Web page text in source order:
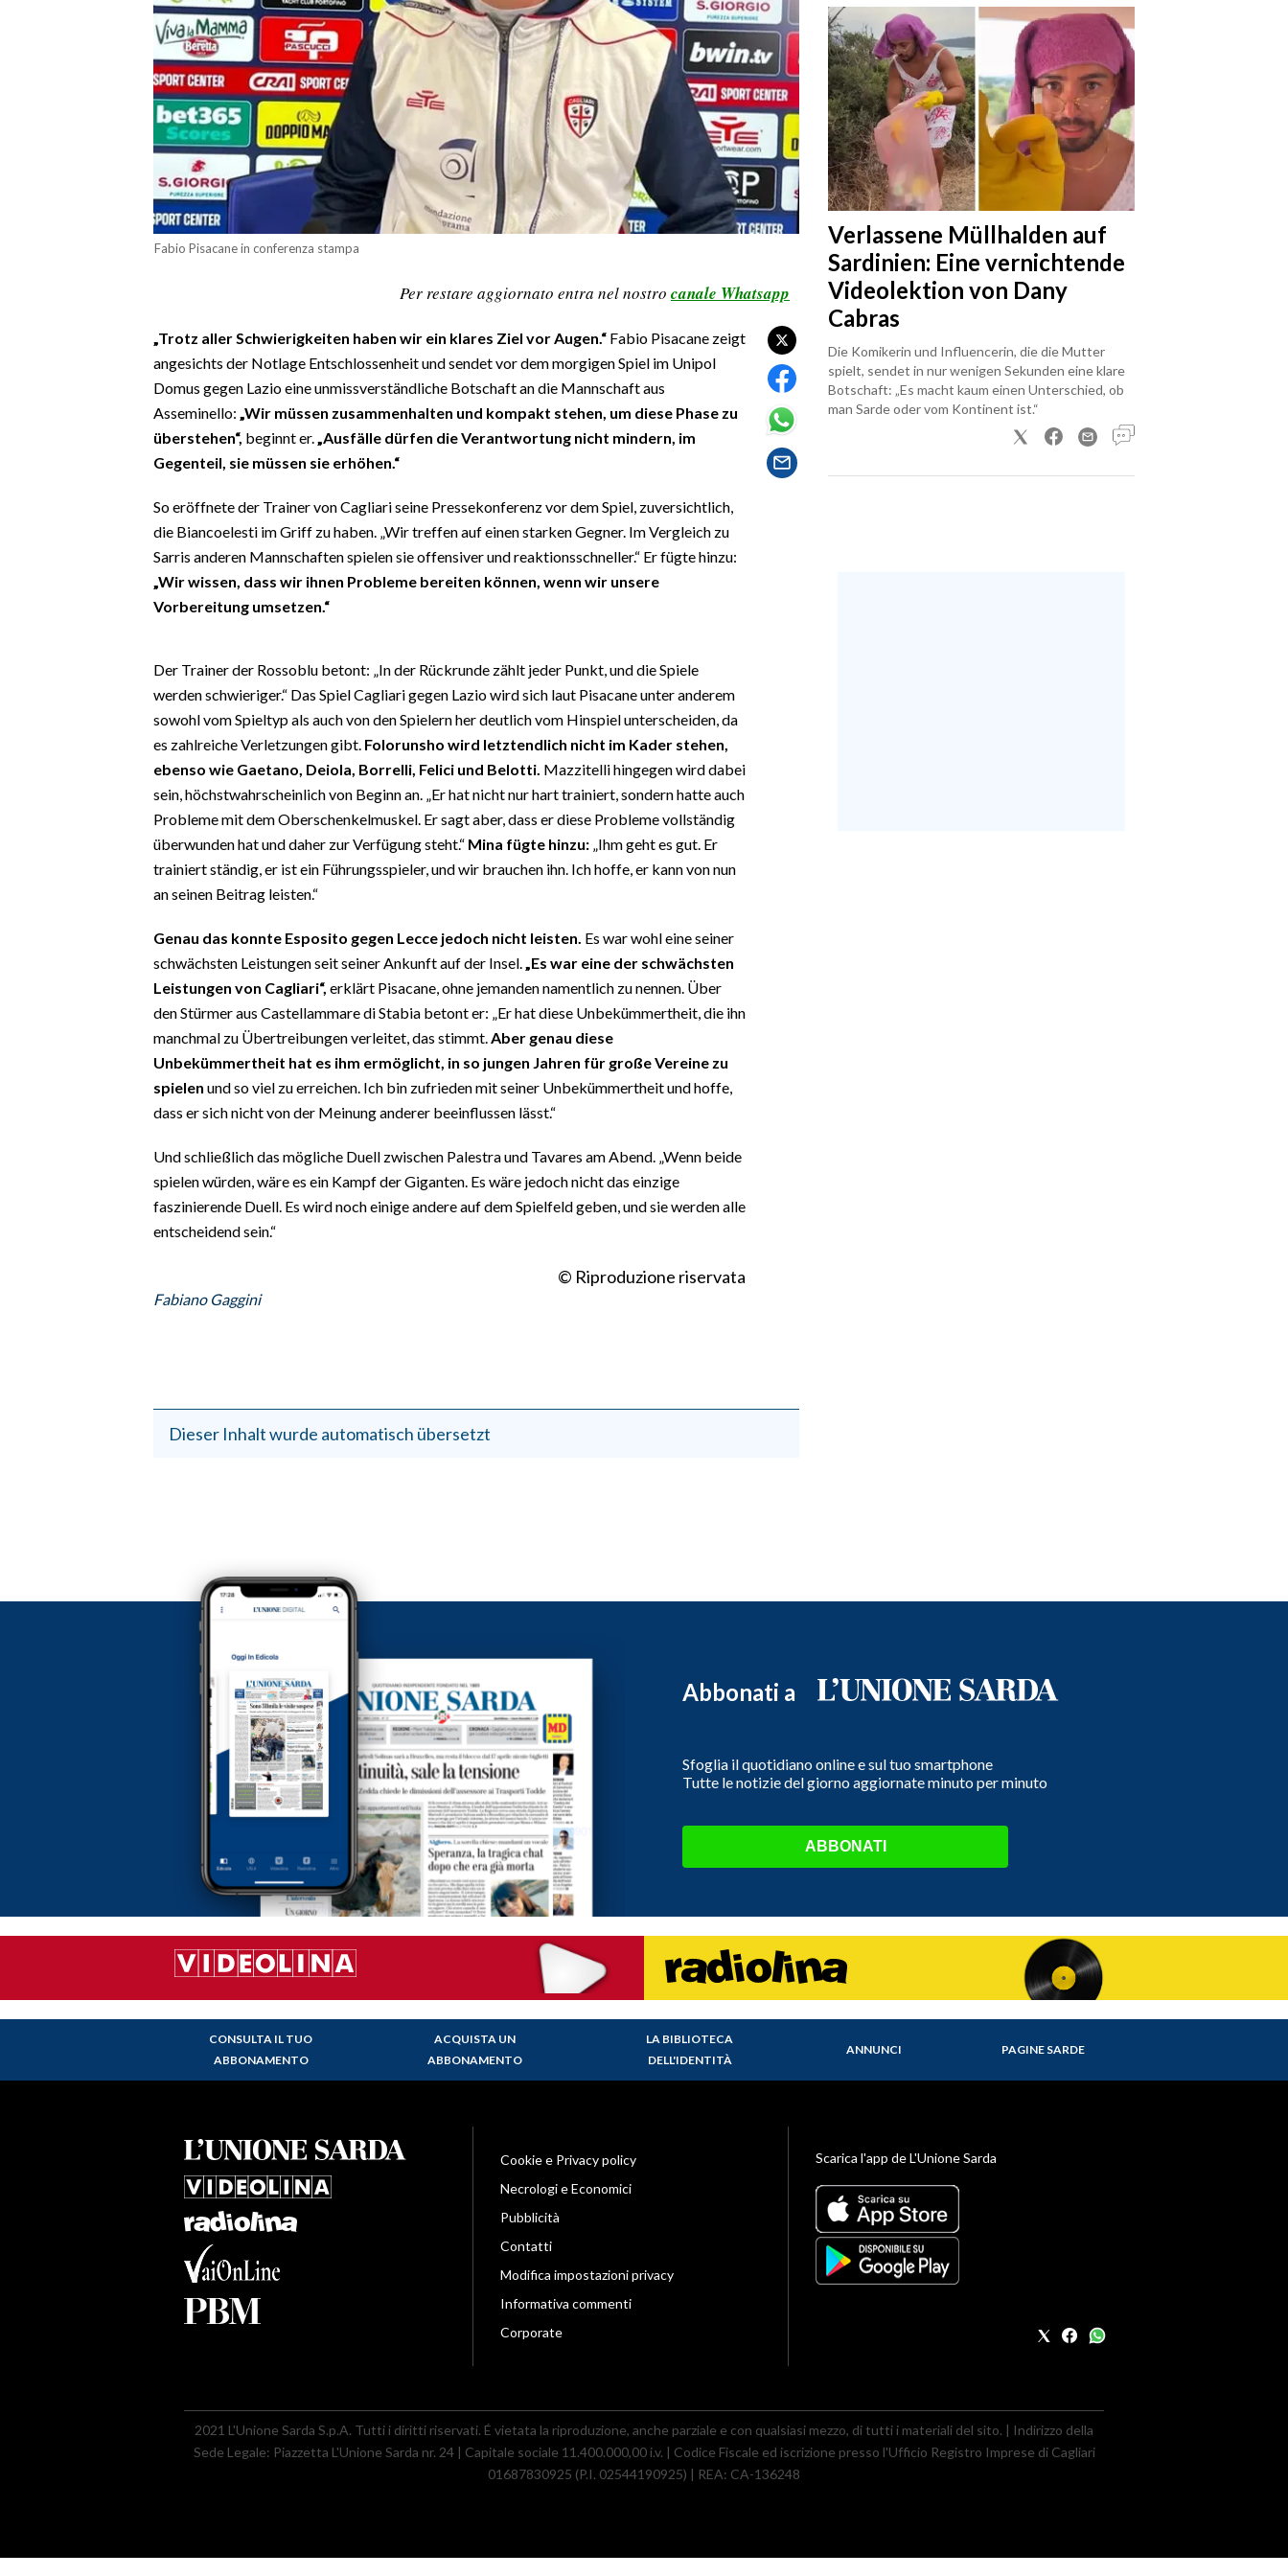
Fabio Pisacane in conferenza stampa
Per restare aggiornato entra nel nostro canale Whatsapp
„Trotz aller Schwierigkeiten haben wir ein klares Ziel vor Augen.“ Fabio Pisacane zeigt
angesichts der Notlage Entschlossenheit und sendet vor dem morgigen Spiel im Unipol
Domus gegen Lazio eine unmissverständliche Botschaft an die Mannschaft aus
Asseminello: „Wir müssen zusammenhalten und kompakt stehen, um diese Phase zu
überstehen“, beginnt er.„Ausfälle dürfen die Verantwortung nicht mindern, im
Gegenteil, sie müssen sie erhöhen.“
So eröffnete der Trainer von Cagliari seine Pressekonferenz vor dem Spiel, zuversichtlich,
die Biancoelesti im Griff zu haben. „Wir treffen auf einen starken Gegner. Im Vergleich zu
Sarris anderen Mannschaften spielen sie offensiver und reaktionsschneller.“ Er fügte hinzu:
„Wir wissen, dass wir ihnen Probleme bereiten können, wenn wir unsere
Vorbereitung umsetzen.“
Der Trainer der Rossoblu betont: „In der Rückrunde zählt jeder Punkt, und die Spiele
werden schwieriger.“ Das Spiel Cagliari gegen Lazio wird sich laut Pisacane unter anderem
sowohl vom Spieltyp als auch von den Spielern her deutlich vom Hinspiel unterscheiden, da
es zahlreiche Verletzungen gibt. Folorunsho wird letztendlich nicht im Kader stehen,
ebenso wie Gaetano, Deiola, Borrelli, Felici und Belotti. Mazzitelli hingegen wird dabei
sein, höchstwahrscheinlich von Beginn an. „Er hat nicht nur hart trainiert, sondern hatte auch
Probleme mit dem Oberschenkelmuskel. Er sagt aber, dass er diese Probleme vollständig
überwunden hat und daher zur Verfügung steht.“ Mina fügte hinzu: „Ihm geht es gut. Er
trainiert ständig, er ist ein Führungsspieler, und wir brauchen ihn. Ich hoffe, er kann von nun
an seinen Beitrag leisten.“
Genau das konnte Esposito gegen Lecce jedoch nicht leisten. Es war wohl eine seiner
schwächsten Leistungen seit seiner Ankunft auf der Insel.„Es war eine der schwächsten
Leistungen von Cagliari“, erklärt Pisacane, ohne jemanden namentlich zu nennen. Über
den Stürmer aus Castellammare di Stabia betont er: „Er hat diese Unbekümmertheit, die ihn
manchmal zu Übertreibungen verleitet, das stimmt.Aber genau diese
Unbekümmertheit hat es ihm ermöglicht, in so jungen Jahren für große Vereine zu
spielen und so viel zu erreichen. Ich bin zufrieden mit seiner Unbekümmertheit und hoffe,
dass er sich nicht von der Meinung anderer beeinflussen lässt.“
Und schließlich das mögliche Duell zwischen Palestra und Tavares am Abend. „Wenn beide
spielen würden, wäre es ein Kampf der Giganten. Es wäre jedoch nicht das einzige
faszinierende Duell. Es wird noch einige andere auf dem Spielfeld geben, und sie werden alle
entscheidend sein.“
© Riproduzione riservata
Fabiano Gaggini
Dieser Inhalt wurde automatisch übersetzt
Verlassene Müllhalden auf
Sardinien: Eine vernichtende
Videolektion von Dany
Cabras
Die Komikerin und Influencerin, die die Mutter
spielt, sendet in nur wenigen Sekunden eine klare
Botschaft: „Es macht kaum einen Unterschied, ob
man Sarde oder vom Kontinent ist.“
Abbonati a
Sfoglia il quotidiano online e sul tuo smartphone
Tutte le notizie del giorno aggiornate minuto per minuto
ABBONATI
CONSULTA IL TUO
ABBONAMENTO
ACQUISTA UN
ABBONAMENTO
LA BIBLIOTECA
DELL'IDENTITÀ
ANNUNCI PAGINE SARDE
Cookie e Privacy policy
Necrologi e Economici
Pubblicità
Contatti
Modifica impostazioni privacy
Informativa commenti
Corporate
Scarica l'app de L'Unione Sarda
2021 L'Unione Sarda S.p.A. Tutti i diritti riservati. É vietata la riproduzione, anche parziale e con qualsiasi mezzo, di tutti i materiali del sito. | Indirizzo della
Sede Legale: Piazzetta L'Unione Sarda nr. 24 | Capitale sociale 11.400.000,00 i.v. | Codice Fiscale ed iscrizione presso l'Ufficio Registro Imprese di Cagliari
01687830925 (P.I. 02544190925) | REA: CA-136248